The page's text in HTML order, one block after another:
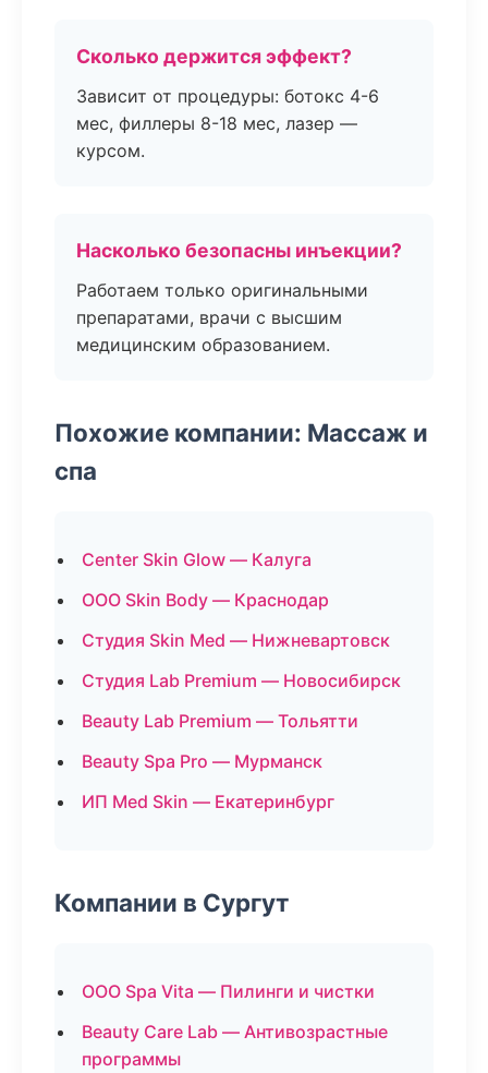
Сколько держится эффект?
Зависит от процедуры: ботокс 4-6
мес, филлеры 8-18 мес, лазер —
курсом.
Насколько безопасны инъекции?
Работаем только оригинальными
препаратами, врачи с высшим
медицинским образованием.
Похожие компании: Массаж и
спа
Center Skin Glow — Калуга
ООО Skin Body — Краснодар
Студия Skin Med — Нижневартовск
Студия Lab Premium — Новосибирск
Beauty Lab Premium — Тольятти
Beauty Spa Pro — Мурманск
ИП Med Skin — Екатеринбург
Компании в Сургут
ООО Spa Vita — Пилинги и чистки
Beauty Care Lab — Антивозрастные
программы